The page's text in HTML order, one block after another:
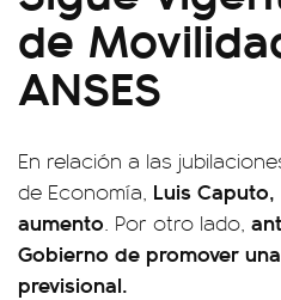
de
ANSES
En relación a las
de Economía, Luis
aumento. Por otro lado,
Gobierno de promover
previsional.